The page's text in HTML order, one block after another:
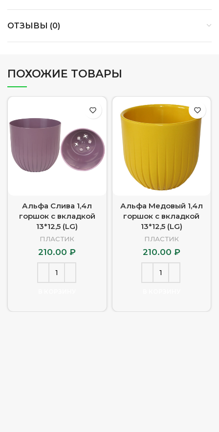
ОТЗЫВЫ (0)
ПОХОЖИЕ ТОВАРЫ
Альфа Слива 1,4л
горшок с вкладкой
13*12,5 (LG)
ПЛАСТИК
210.00₽
Альфа Медовый 1,4л
горшок с вкладкой
13*12,5 (LG)
ПЛАСТИК
210.00 ₽